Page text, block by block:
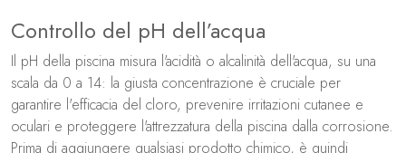
Controllo del pH dell’acqua
Il pH della piscina misura l'acidità o alcalinità dell'acqua, su una
scala da 0 a 14: la giusta concentrazione è cruciale per
garantire l'efficacia del cloro, prevenire irritazioni cutanee e
oculari e proteggere l'attrezzatura della piscina dalla corrosione.
Prima di aggiungere qualsiasi prodotto chimico, è quindi